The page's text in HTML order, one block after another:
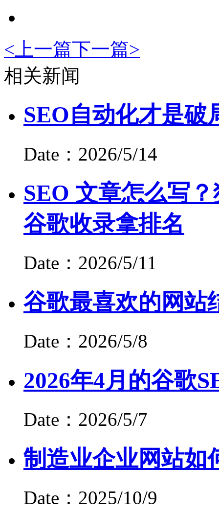
< 上一篇下一篇>
相关新闻
SEO自动化才是破
Date：2026/5/14
SEO 文章怎么写
谷歌收录拿排名
Date：2026/5/11
谷歌最喜欢的网站
Date：2026/5/8
2026年4月的谷歌
Date：2026/5/7
制造业企业网站如
Date：2025/10/9